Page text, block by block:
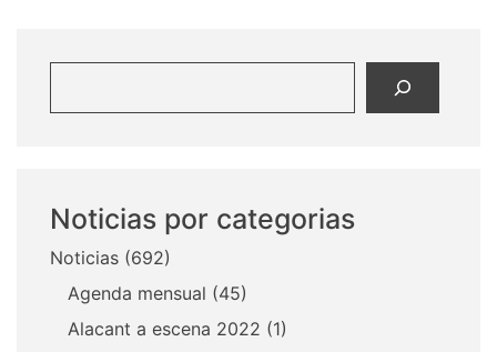
Noticias por categorias
Noticias (692)
Agenda mensual (45)
Alacant a escena 2022 (1)